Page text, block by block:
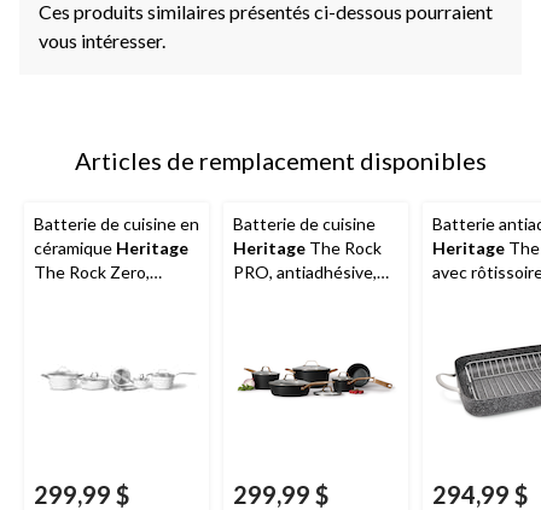
Ces produits similaires présentés ci-dessous pourraient
vous intéresser.
Articles de remplacement disponibles
Batterie de cuisine en
céramique Heritage
The Rock Zero,
299,99 $
Batterie de cuisine
Heritage The Rock
PRO, antiadhésive,
299,99 $
Batterie
Heritage
avec
294,99 $